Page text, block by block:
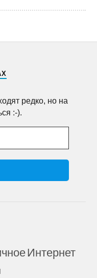
редко, но на
:-).
Интернет